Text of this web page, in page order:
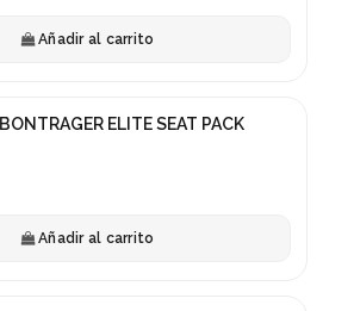
Añadir al carrito
ELITE SEAT PACK
Añadir al carrito